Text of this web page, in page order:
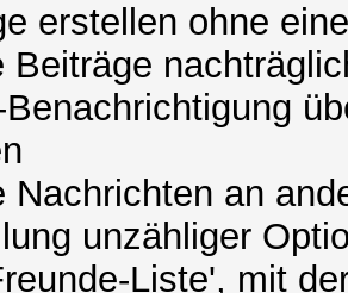
erstellen ohne
Beiträge
Nachrichten an
unzähliger
Liste', mit